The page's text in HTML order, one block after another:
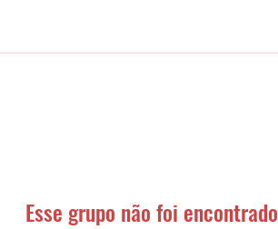
Esse grupo não foi encontrado